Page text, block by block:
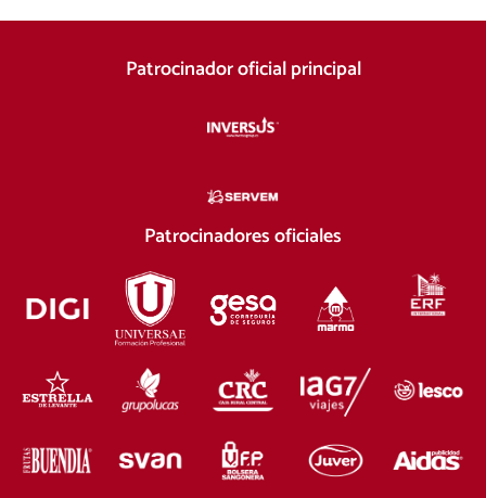
Patrocinador oficial principal
Patrocinadores oficiales